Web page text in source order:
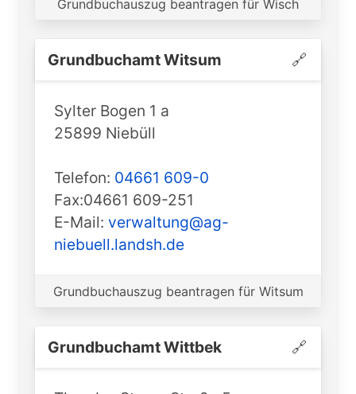
Grundbuchauszug beantragen für Wisch
Grundbuchamt ️Witsum 🔗
Sylter Bogen 1 a
25899 Niebüll
Telefon: 04661 609-0
Fax:04661 609-251
E-Mail: verwaltung@ag-
niebuell.landsh.de
Grundbuchauszug beantragen für Witsum
Grundbuchamt ️Wittbek 🔗